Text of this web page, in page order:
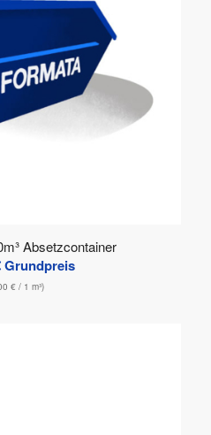
Absetzcontainer
Grundpreis
€ / 1 m³)